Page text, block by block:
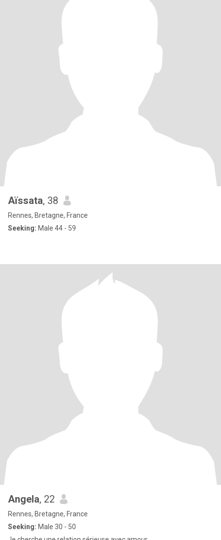
Aïssata, 38
Rennes, Bretagne, France
Seeking: Male 44 - 59
Angela, 22
Rennes, Bretagne, France
Seeking: Male 30 - 50